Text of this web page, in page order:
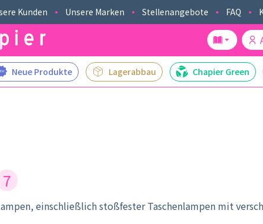
Kunden Unsere Marken Stellenangebote FAQ
Neue Produkte Lagerabbau Chapier Green
7
einschließlich stoßfester Taschenlampen mit